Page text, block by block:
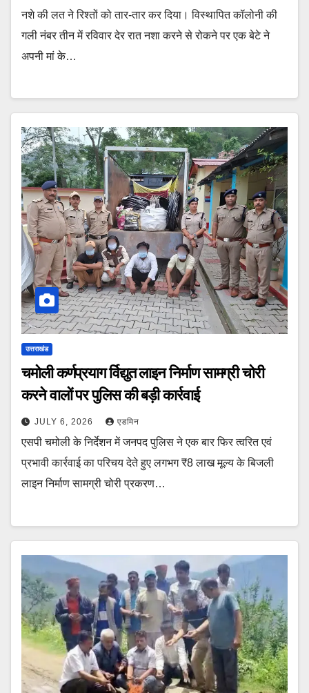
नशे की लत ने रिश्तों को तार-तार कर दिया। विस्थापित कॉलोनी की
गली नंबर तीन में रविवार देर रात नशा करने से रोकने पर एक बेटे ने
अपनी मां के…
उत्तराखंड
चमोली कर्णप्रयाग र्विद्युत लाइन निर्माण सामग्री चोरी
करने वालों पर पुलिस की बड़ी कार्रवाई
JULY 6, 2026 एडमिन
एसपी चमोली के निर्देशन में जनपद पुलिस ने एक बार फिर त्वरित एवं
प्रभावी कार्रवाई का परिचय देते हुए लगभग ₹8 लाख मूल्य के बिजली
लाइन निर्माण सामग्री चोरी प्रकरण…